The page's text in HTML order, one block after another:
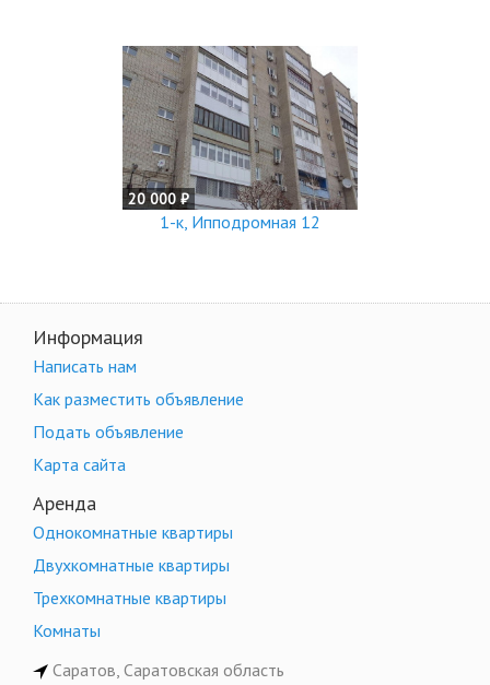
20 000 ₽
1-к, Ипподромная 12
Информация
Написать нам
Как разместить объявление
Подать объявление
Карта сайта
Аренда
Однокомнатные квартиры
Двухкомнатные квартиры
Трехкомнатные квартиры
Комнаты
Саратов, Саратовская область